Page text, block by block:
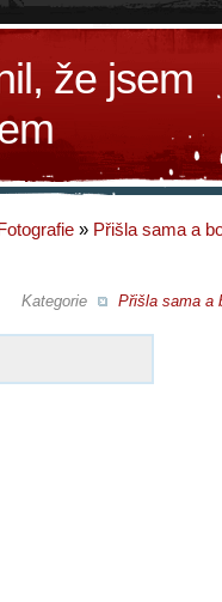
že jsem
» Přišla sama a
Kategorie Přišla sama a